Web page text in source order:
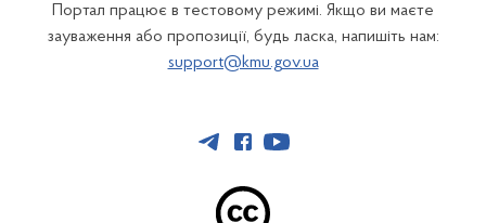
Портал працює в тестовому режимі. Якщо ви маєте
зауваження або пропозиції, будь ласка, напишіть нам:
support@kmu.gov.ua